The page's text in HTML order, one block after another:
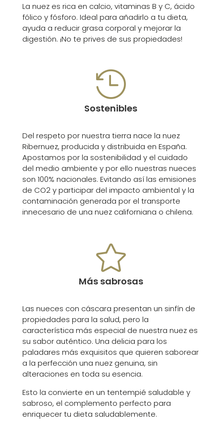
La nuez es rica en calcio, vitaminas B y C, ácido
fólico y fósforo. Ideal para añadirlo a tu dieta,
ayuda a reducir grasa corporal y mejorar la
digestión. ¡No te prives de sus propiedades!

Sostenibles
Del respeto por nuestra tierra nace la nuez
Ribernuez, producida y distribuida en España.
Apostamos por la sostenibilidad y el cuidado
del medio ambiente y por ello nuestras nueces
son 100% nacionales. Evitando así las emisiones
de CO2 y participar del impacto ambiental y la
contaminación generada por el transporte
innecesario de una nuez californiana o chilena.

Más sabrosas
Las nueces con cáscara presentan un sinfín de
propiedades para la salud, pero la
característica más especial de nuestra nuez es
su sabor auténtico. Una delicia para los
paladares más exquisitos que quieren saborear
a la perfección una nuez genuina, sin
alteraciones en toda su esencia.
Esto la convierte en un tentempié saludable y
sabroso, el complemento perfecto para
enriquecer tu dieta saludablemente.